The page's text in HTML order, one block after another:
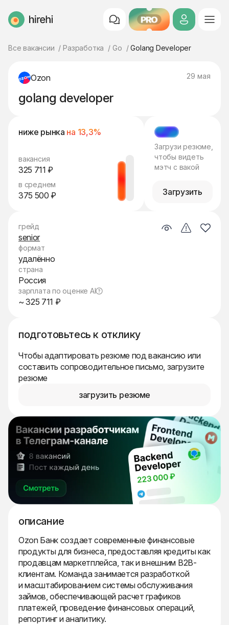
HireHi PRO
Все вакансии Разработка Go Golang Developer
Ozon 29 мая
golang developer
ниже рынка на 13,3%
вакансия
325 711 ₽
в среднем
375 500 ₽
МЭТЧ
Загрузи резюме,
чтобы видеть
мэтч с вакой
Загрузить
подготовьтесь к отклику
Чтобы адаптировать резюме под вакансию или
составить сопроводительное письмо, загрузите
резюме
загрузить резюме
описание
Ozon Банк создает современные финансовые
продукты для бизнеса, предоставляя кредиты как
продавцам маркетплейса, так и внешним B2B-
клиентам. Команда занимается разработкой
и масштабированием системы обслуживания
займов, обеспечивающей расчет графиков
платежей, проведение финансовых операций,
репортинг и аналитику.
грейд
senior
формат
удалённо
страна
Россия
зарплата по оценке AI
~ 325 711 ₽